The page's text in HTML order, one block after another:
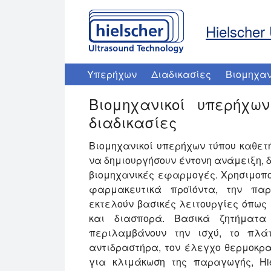
Υπερήχων Διαδικασίες
Βιομηχανικοί
διαδικασίες
Βιομηχανικοί υπερήχων τύπου
να δημιουργήσουν έντονη ανάμειξη,
βιομηχανικές εφαρμογές.
φαρμακευτικά προϊόντα, την
εκτελούν βασικές λειτουργίες
και διασπορά. Βασικά
περιλαμβάνουν την ισχύ, το
αντιδραστήρα, τον έλεγχο
για κλιμάκωση της παραγωγής,